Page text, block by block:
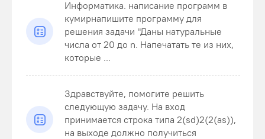
Информатика. написание программ в
кумирнапишите программу для
решения задачи "Даны натуральные
числа от 20 до n. Напечатать те из них,
которые ...
Здравствуйте, помогите решить
следующую задачу. На вход
принимается строка типа 2(sd)2(2(as)),
на выходе должно получиться